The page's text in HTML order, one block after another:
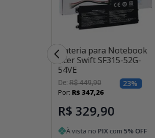
Bateria para Notebook
Acer Swift SF315-52G-
54VE
De:R$449,90 23%
Por: R$ 347,26
R$ 329,90
À vista no PIXcom 5% OFF